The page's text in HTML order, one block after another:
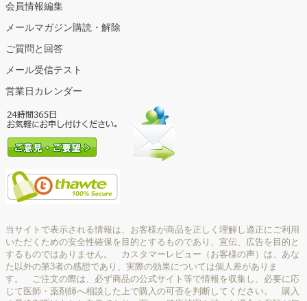
会員情報編集
メールマガジン購読・解除
ご質問と回答
メール受信テスト
営業日カレンダー
当サイトで表示される情報は、お客様が商品を正しく理解し適正にご利用
いただくための安全性確保を目的とするものであり、宣伝、広告を目的と
するものではありません。 カスタマーレビュー（お客様の声）は、あな
た以外の第3者の感想であり、実際の効果については個人差がありま
す。 ご注文の際は、必ず商品の公式サイト等で情報を収集し、必要に応
じて医師・薬剤師へ相談した上で購入の可否を判断してください。 購入